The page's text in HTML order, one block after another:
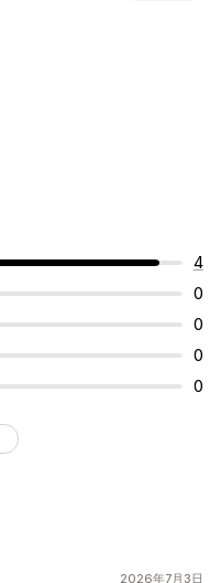
4
0
0
0
0
2026年7月3日